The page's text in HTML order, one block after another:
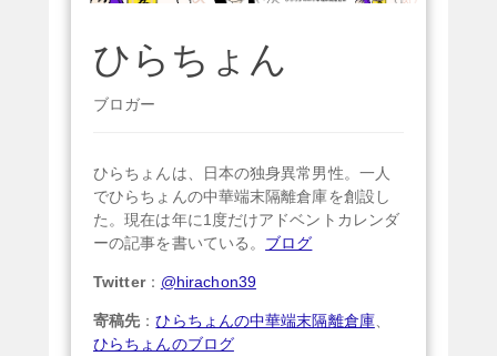
ひらちょん
ブロガー
ひらちょんは、日本の独身異常男性。一人
でひらちょんの中華端末隔離倉庫を創設し
た。現在は年に1度だけアドベントカレンダ
ーの記事を書いている。 ブログ
Twitter： @hirachon39
寄稿先 ：ひらちょんの中華端末隔離倉庫、
ひらちょんのブログ